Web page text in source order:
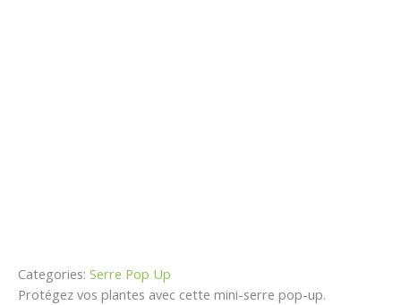
Categories: Serre Pop Up
Protégez vos plantes avec cette mini-serre pop-up.